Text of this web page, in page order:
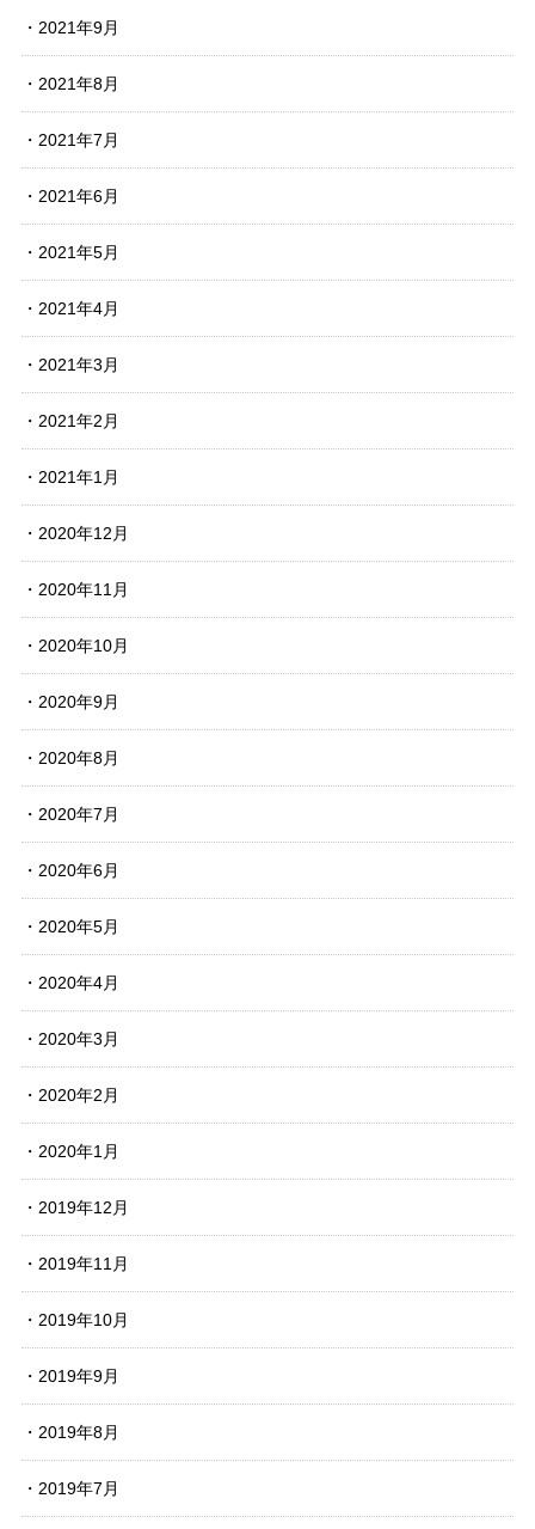
2021年9月
2021年8月
2021年7月
2021年6月
2021年5月
2021年4月
2021年3月
2021年2月
2021年1月
2020年12月
2020年11月
2020年10月
2020年9月
2020年8月
2020年7月
2020年6月
2020年5月
2020年4月
2020年3月
2020年2月
2020年1月
2019年12月
2019年11月
2019年10月
2019年9月
2019年8月
2019年7月